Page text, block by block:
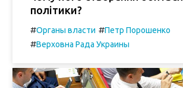
політики?
#Органы власти #Петр Порошенко
#Верховна Рада Украины